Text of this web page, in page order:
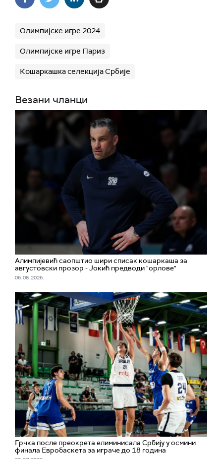
Олимпијске игре 2024
Олимпијске игре Париз
Кошаркашка селекција Србије
Везани чланци
Алимпијевић саопштио шири списак кошаркаша за
августовски прозор - Јокић предводи "орлове"
06. 08. 2026.
Грчка после преокрета елиминисала Србију у осмини
финала Евробаскета за играче до 18 година